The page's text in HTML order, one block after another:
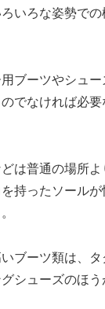
いろな姿勢での
ブーツやシュ
でなければ必
は普通の場所
持ったソール
ブーツ類は、
シューズのほ